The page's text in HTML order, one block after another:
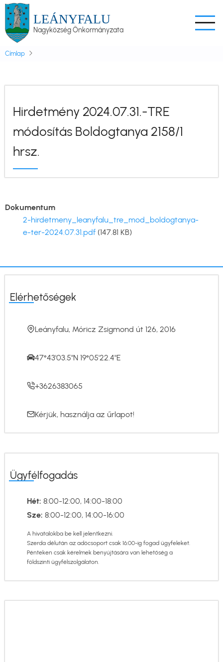
Ugrás
tartalomra
LEÁNYFALU
Nagyközség Önkormányzata
Címlap
Hirdetmény 2024.07.31.-TRE
módosítás Boldogtanya 2158/1
hrsz.
Dokumentum
2-hirdetmeny_leanyfalu_tre_mod_boldogtanya-
e-ter-2024.07.31.pdf (147.81 KB)
Elérhetőségek
Leányfalu, Móricz Zsigmond út 126, 2016
47°43'03.5"N 19°05'22.4"E
+3626383065
Kérjük, használja az űrlapot!
Ügyfélfogadás
Hét: 8:00-12:00, 14:00-18:00
Sze: 8:00-12:00, 14:00-16:00
A hivatalokba be kell jelentkezni.
Szerda délután az adócsoport csak 16:00-ig fogad ügyfeleket.
Pénteken csak kérelmek benyújtására van lehetőség a
földszinti ügyfélszolgálaton.